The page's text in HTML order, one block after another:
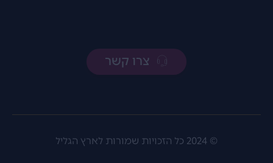
צרו קשר
© 2024 כל הזכויות שמורות לארץ הגליל